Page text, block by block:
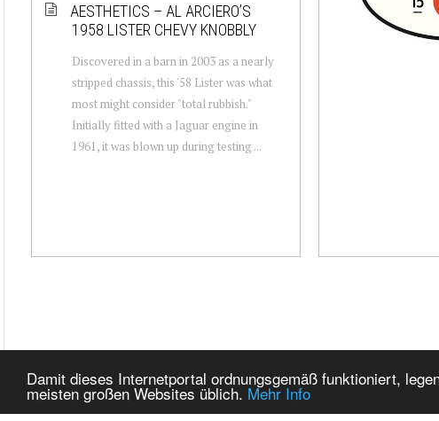
Damit dieses Internetportal ordnungsgemäß funktioniert,
meisten großen Websites üblich. Mehr Info
AESTHETICS – AL ARCIERO’S
1958 LISTER CHEVY KNOBBLY
Discovered in a barn in 2003 as a nearly
stripped chassis, this '58 Lister was what
most might consider "total rubbish."
Initially fitted with a Jaguar engine in
1961, it was blown up during testing ...